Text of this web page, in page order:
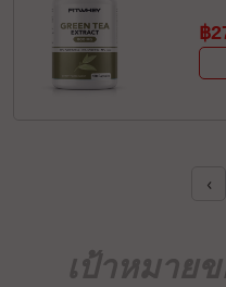
฿
‹
เป้าหมาย